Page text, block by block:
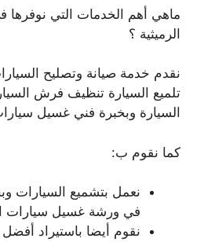
ماهي أهم الخدمات التي
الرميثية ؟
نقدم خدمة صيانة وتصليح
تلميع السيارة تنظيف فرش
السيارة وبخبرة فني غسيل
كما نقوم ب:
نعمل بتشميع السيارات
في ورشة غسيل سيارات
نقوم أيضا باستيراد